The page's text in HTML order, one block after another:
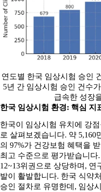
연도별 한국 임상시험 승인
5년 간 임상시험 승인 건수
급속한 성장
한국 임상시험 환경: 핵심 지
한국이 임상시험 유치에 강
로 살펴보겠습니다. 약 5,160
의 97%가 건강보험 혜택을
최고 수준으로 평가받습니다
12~13위권으로 상당하며, 연
발이 활발합니다. 한국 식약
승인 절차로 유명한데, 임상